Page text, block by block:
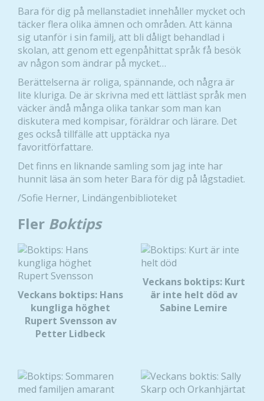
Bara för dig på mellanstadiet innehåller mycket och
täcker flera olika ämnen och områden. Att känna
sig utanför i sin familj, att bli dåligt behandlad i
skolan, att genom ett egenpåhittat språk få besök
av någon som ändrar på mycket…
Berättelserna är roliga, spännande, och några är
lite kluriga. De är skrivna med ett lättläst språk men
väcker ändå många olika tankar som man kan
diskutera med kompisar, föräldrar och lärare. Det
ges också tillfälle att upptäcka nya
favoritförfattare.
Det finns en liknande samling som jag inte har
hunnit läsa än som heter Bara för dig på lågstadiet.
/Sofie Herner, Lindängenbiblioteket
Fler Boktips
Veckans boktips: Hans
kungliga höghet
Rupert Svensson av
Petter Lidbeck
Veckans boktips: Kurt
är inte helt död av
Sabine Lemire